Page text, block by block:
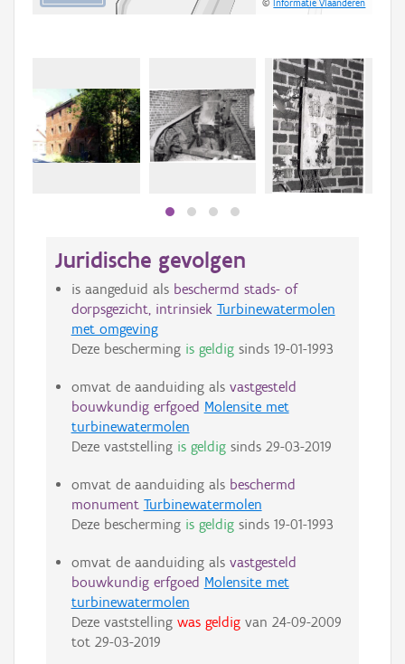
©Informatie Vlaanderen
Juridische gevolgen
is aangeduid als beschermd stads- of
dorpsgezicht, intrinsiek Turbinewatermolen
met omgeving
Deze bescherming is geldigsinds 19-01-1993
omvat de aanduiding als vastgesteld
bouwkundig erfgoed Molensite met
turbinewatermolen
Deze vaststelling is geldigsinds 29-03-2019
omvat de aanduiding als beschermd
monument Turbinewatermolen
Deze bescherming is geldigsinds 19-01-1993
omvat de aanduiding als vastgesteld
bouwkundig erfgoed Molensite met
turbinewatermolen
Deze vaststelling was geldigvan 24-09-2009
tot 29-03-2019